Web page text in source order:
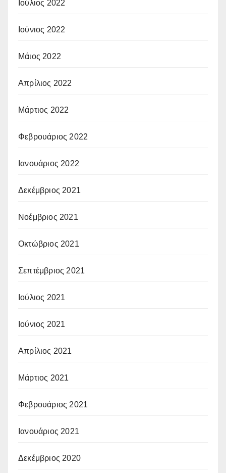
Ιούλιος 2022
Ιούνιος 2022
Μάιος 2022
Απρίλιος 2022
Μάρτιος 2022
Φεβρουάριος 2022
Ιανουάριος 2022
Δεκέμβριος 2021
Νοέμβριος 2021
Οκτώβριος 2021
Σεπτέμβριος 2021
Ιούλιος 2021
Ιούνιος 2021
Απρίλιος 2021
Μάρτιος 2021
Φεβρουάριος 2021
Ιανουάριος 2021
Δεκέμβριος 2020